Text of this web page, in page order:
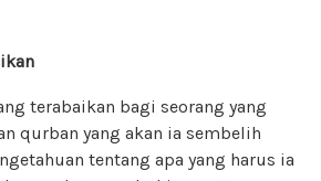
terabaikan bagi seorang yang
qurban yang akan ia sembelih
tentang apa yang harus ia